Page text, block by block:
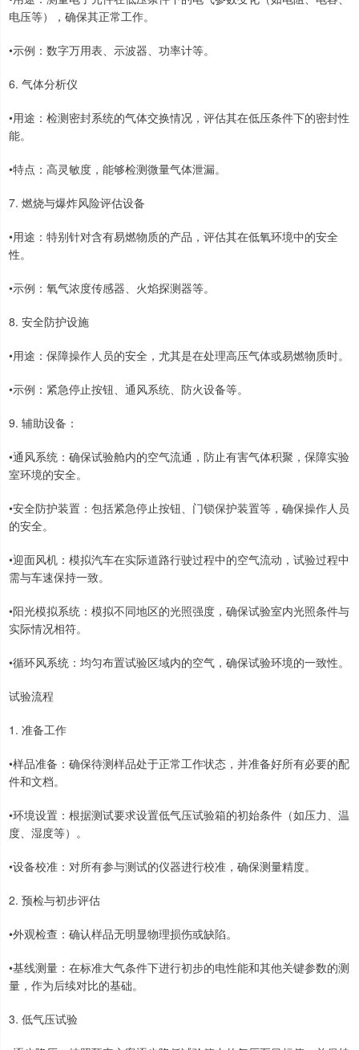
电压等），确保其正常工作。
•示例：数字万用表、示波器、功率计等。
6. 气体分析仪
•用途：检测密封系统的气体交换情况，评估其在低压条件下的密封性
能。
•特点：高灵敏度，能够检测微量气体泄漏。
7. 燃烧与爆炸风险评估设备
•用途：特别针对含有易燃物质的产品，评估其在低氧环境中的安全
性。
•示例：氧气浓度传感器、火焰探测器等。
8. 安全防护设施
•用途：保障操作人员的安全，尤其是在处理高压气体或易燃物质时。
•示例：紧急停止按钮、通风系统、防火设备等。
9. 辅助设备：
•通风系统：确保试验舱内的空气流通，防止有害气体积聚，保障实验
室环境的安全。
•安全防护装置：包括紧急停止按钮、门锁保护装置等，确保操作人员
的安全。
•迎面风机：模拟汽车在实际道路行驶过程中的空气流动，试验过程中
需与车速保持一致。
•阳光模拟系统：模拟不同地区的光照强度，确保试验室内光照条件与
实际情况相符。
•循环风系统：均匀布置试验区域内的空气，确保试验环境的一致性。
试验流程
1. 准备工作
•样品准备：确保待测样品处于正常工作状态，并准备好所有必要的配
件和文档。
•环境设置：根据测试要求设置低气压试验箱的初始条件（如压力、温
度、湿度等）。
•设备校准：对所有参与测试的仪器进行校准，确保测量精度。
2. 预检与初步评估
•外观检查：确认样品无明显物理损伤或缺陷。
•基线测量：在标准大气条件下进行初步的电性能和其他关键参数的测
量，作为后续对比的基础。
3. 低气压试验